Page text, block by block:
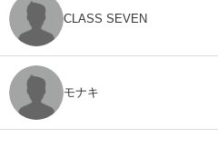
CLASS SEVEN
モナキ